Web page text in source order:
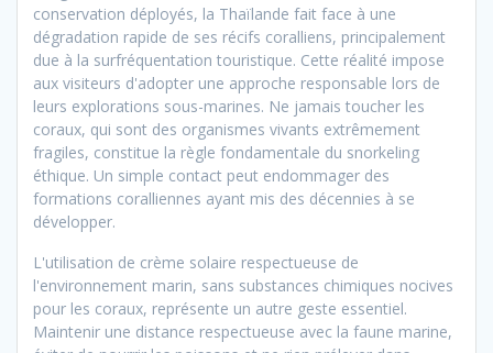
conservation déployés, la Thaïlande fait face à une
dégradation rapide de ses récifs coralliens, principalement
due à la surfréquentation touristique. Cette réalité impose
aux visiteurs d'adopter une approche responsable lors de
leurs explorations sous-marines. Ne jamais toucher les
coraux, qui sont des organismes vivants extrêmement
fragiles, constitue la règle fondamentale du snorkeling
éthique. Un simple contact peut endommager des
formations coralliennes ayant mis des décennies à se
développer.
L'utilisation de crème solaire respectueuse de
l'environnement marin, sans substances chimiques nocives
pour les coraux, représente un autre geste essentiel.
Maintenir une distance respectueuse avec la faune marine,